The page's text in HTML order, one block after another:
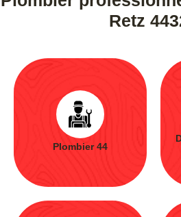
Retz
Plombier 44